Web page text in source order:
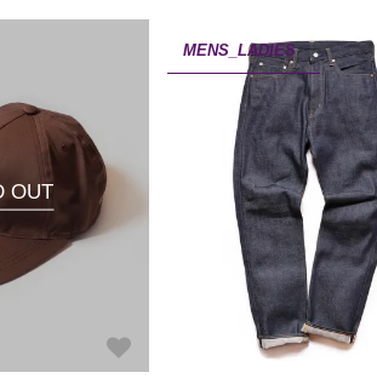
OUT
MENS_LADIES